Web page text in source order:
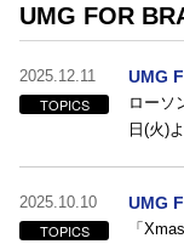
UMG FOR
2025.12.11
TOPICS
UMG
ローソ
日(火)
2025.10.10
TOPICS
UMG
「